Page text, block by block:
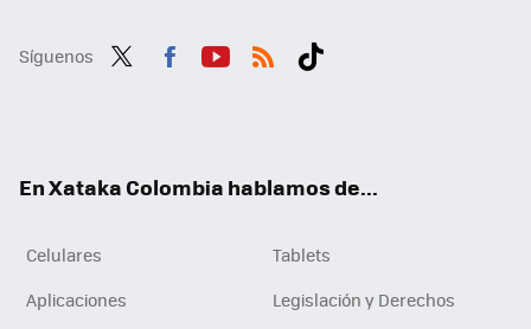
Síguenos
En Xataka Colombia hablamos de...
Celulares
Tablets
Aplicaciones
Legislación y Derechos